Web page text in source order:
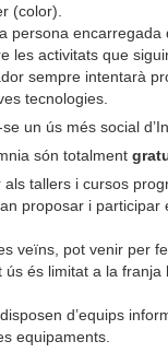
(color).
persona encarregada
les activitats que
sempre intentarà
tecnologies.
un ús més social
són totalment
tallers i cursos
proposar i participar
veïns, pot venir per
ús és limitat a la
d’equips
equipaments.